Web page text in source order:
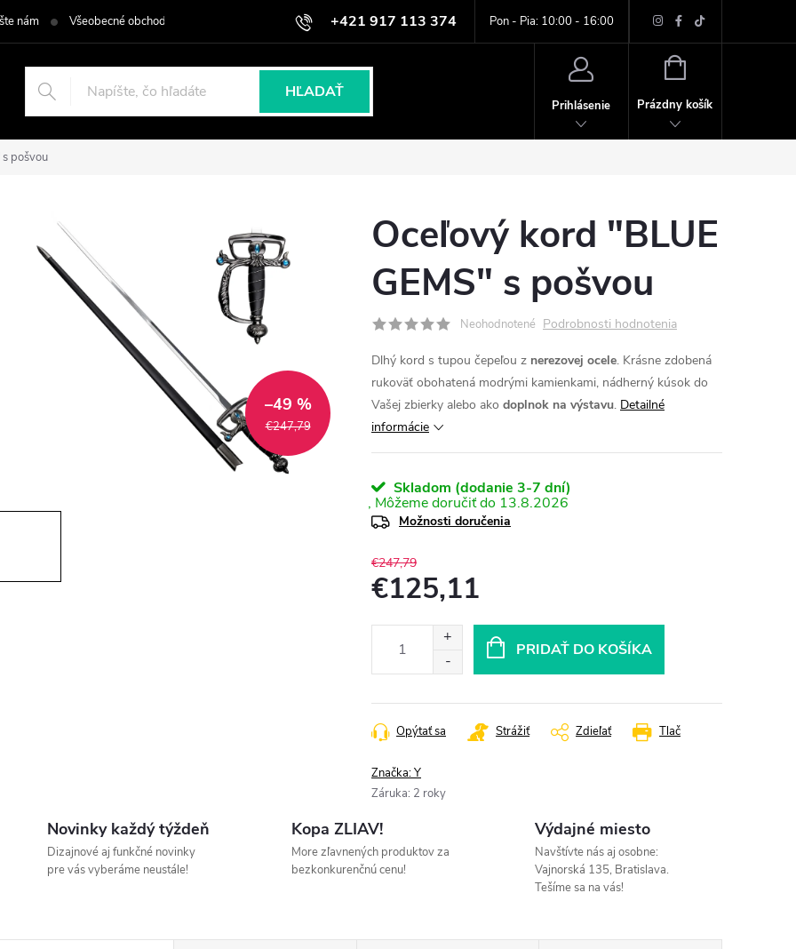
+421 917 113 374 Pon - Pia: 10:00 - 16:00
nám Všeobecné obchodné podmienky Podmienky ochrany osobných údajov
HĽADAŤ
Prihlásenie
NÁKUPNÝ
Prázdny košík
pošvou
€247,79
–49 %
Oceľový kord "BLUE
GEMS" s pošvou
Neohodnotené Podrobnosti hodnotenia
Dlhý kord s tupou čepeľou z nerezovej ocele. Krásne zdobená
rukoväť obohatená modrými kamienkami, nádherný kúsok do
Vašej zbierky alebo ako doplnok na výstavu. Detailné
informácie
Skladom (dodanie 3-7 dní)
13.8.2026
Možnosti doručenia
€247,79
€125,11
PRIDAŤ DO KOŠÍKA
Tlač
Opýtať sa Strážiť Zdieľať
Značka:Y
Záruka: 2 roky
Novinky každý týždeň
Dizajnové aj funkčné novinky
pre vás vyberáme neustále!
Kopa ZLIAV!
More zľavnených produktov za
bezkonkurenčnú cenu!
Výdajné miesto
Navštívte nás aj osobne:
Vajnorská 135, Bratislava.
Tešíme sa na vás!